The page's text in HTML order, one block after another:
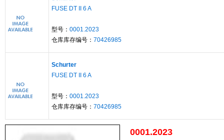
FUSE DT II 6 A
型号： 0001.2023
仓库库存编号： 70426985
Schurter
FUSE DT II 6 A
型号： 0001.2023
仓库库存编号： 70426985
0001.2023